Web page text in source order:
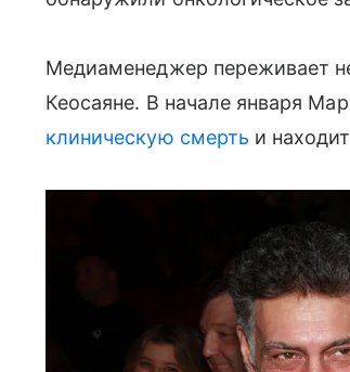
Медиаменеджер переживает
Кеосаяне. В начале января
клиническую смерть и